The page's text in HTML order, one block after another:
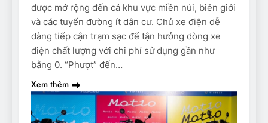
được mở rộng đến cả khu vực miền núi, biên giới
và các tuyến đường ít dân cư. Chủ xe điện dễ
dàng tiếp cận trạm sạc để tận hưởng dòng xe
điện chất lượng với chi phí sử dụng gần như
bằng 0. “Phượt” đến…
Xem thêm